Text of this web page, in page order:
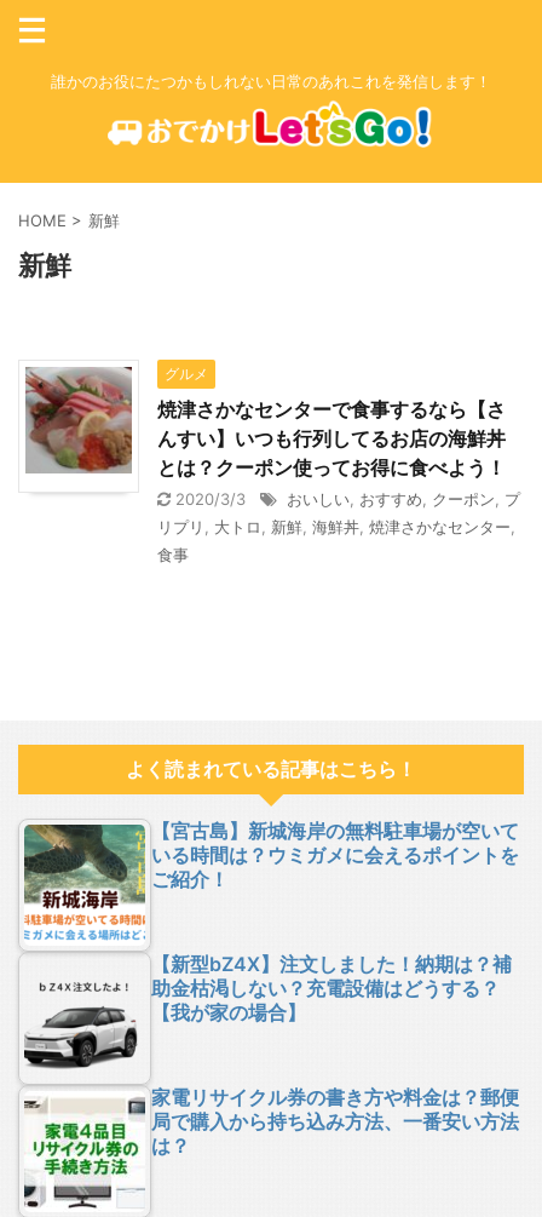
誰かのお役にたつかもしれない日常のあれこれを発信します！
HOME > 新鮮
新鮮
グルメ
焼津さかなセンターで食事するなら【さ
んすい】いつも行列してるお店の海鮮丼
とは？クーポン使ってお得に食べよう！
2020/3/3 おいしい おすすめ クーポン
プ
リプリ
大トロ 新鮮 海鮮丼 焼津さかなセンター
食事
よく読まれている記事はこちら！
【宮古島】新城海岸の無料駐車場が空いて
いる時間は？ウミガメに会えるポイントを
ご紹介！
【新型bZ4X】注文しました！納期は？補
助金枯渇しない？充電設備はどうする？
【我が家の場合】
家電リサイクル券の書き方や料金は？郵便
局で購入から持ち込み方法、一番安い方法
は？